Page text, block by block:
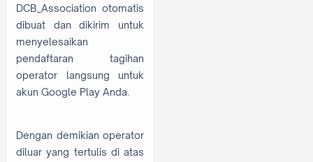
DCB_Association otomatis
dibuat dan dikirim untuk
menyelesaikan
pendaftaran tagihan
operator langsung untuk
akun Google Play Anda.
Dengan demikian operator
diluar yang tertulis di atas